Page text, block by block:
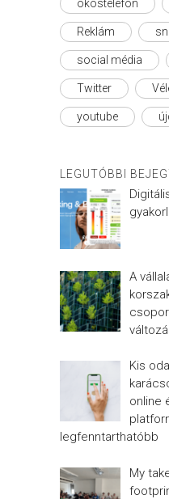
okostelefon
Reklám
social média
Twitter
youtube
LEGUTÓBBI
A
Kis
online
legfenntarthatóbb
My